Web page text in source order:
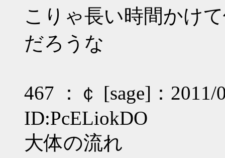
こりゃ長い時間かけ
だろうな
467 ：￠ [sage]：
ID:PcELiokDO
大体の流れ